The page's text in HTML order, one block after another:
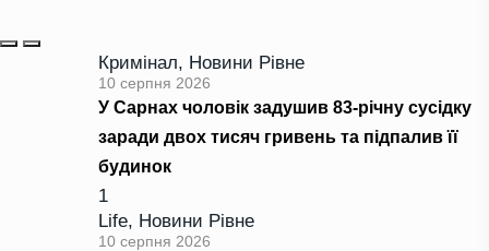
Кримінал, Новини Рівне
10 серпня 2026
У Сарнах чоловік задушив 83-річну сусідку
заради двох тисяч гривень та підпалив її
будинок
1
Life, Новини Рівне
10 серпня 2026